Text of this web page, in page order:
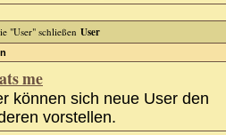
User
me
können sich neue User den
vorstellen.